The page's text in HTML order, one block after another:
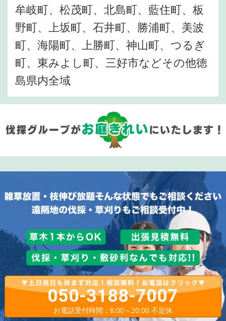
牟岐町、松茂町、北島町、藍住町、板
野町、上坂町、石井町、勝浦町、美波
町、海陽町、上勝町、神山町、つるぎ
町、東みよし町、三好市などその他徳
島県内全域
050-3188-7007
お電話受付時間：8:00～20:00 不定休